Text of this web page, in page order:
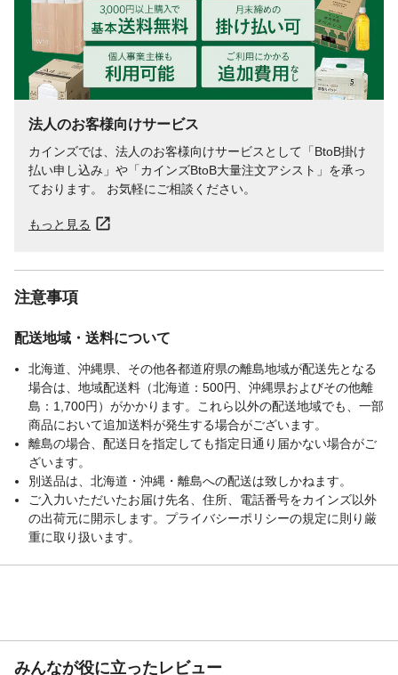
法人のお客様向けサービス
カインズでは、法人のお客様向けサービスとして「BtoB掛け
払い申し込み」や「カインズBtoB大量注文アシスト」を承っ
ております。 お気軽にご相談ください。
もっと見る
注意事項
配送地域・送料について
北海道、沖縄県、その他各都道府県の離島地域が配送先となる
場合は、地域配送料（北海道：500円、沖縄県およびその他離
島：1,700円）がかかります。これら以外の配送地域でも、一部
商品において追加送料が発生する場合がございます。
離島の場合、配送日を指定しても指定日通り届かない場合がご
ざいます。
別送品は、北海道・沖縄・離島への配送は致しかねます。
ご入力いただいたお届け先名、住所、電話番号をカインズ以外
の出荷元に開示します。プライバシーポリシーの規定に則り厳
重に取り扱います。
みんなが役に立ったレビュー